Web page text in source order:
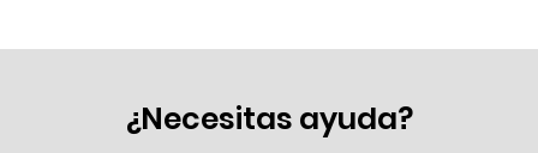
¿Necesitas ayuda?